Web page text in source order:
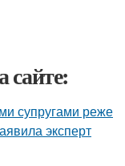
сайте:
супругами реже
эксперт